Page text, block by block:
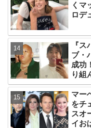
くマ
ロデ
『
ブ・
成功
り組
らか
マー
をチ
スオ
イお